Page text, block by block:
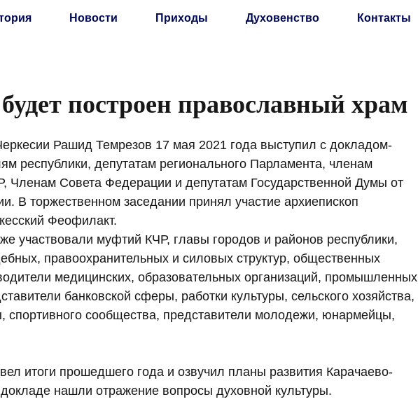
Новости Приходы Духовенство Контакты
построен православный храм
Рашид Темрезов 17 мая 2021 года выступил с докладом-
республики, депутатам регионального Парламента, членам
Членам Совета Федерации и депутатам Государственной Думы от
В торжественном заседании принял участие архиепископ
Феофилакт.
участвовали муфтий КЧР, главы городов и районов республики,
правоохранительных и силовых структур, общественных
медицинских, образовательных организаций, промышленных
банковской сферы, работки культуры, сельского хозяйства,
спортивного сообщества, представители молодежи, юнармейцы,
итоги прошедшего года и озвучил планы развития Карачаево-
нашли отражение вопросы духовной культуры.